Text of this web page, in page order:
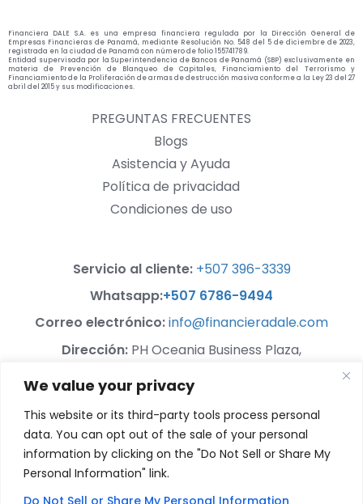
We value your privacy
This website or its third-party tools process personal
data. You can opt out of the sale of your personal
information by clicking on the "Do Not Sell or Share My
Personal Information" link.
Do Not Sell or Share My Personal Information
Financiera DALE S.A. es una empresa financiera regulada por la Dirección General de
Empresas Financieras de Panamá, mediante Resolución No. 548 del 5 de diciembre de 2023,
registrada en la ciudad de Panamá con número de folio 155741789.
Entidad supervisada por la Superintendencia de Bancos de Panamá (SBP) exclusivamente en
materia de Prevención de Blanqueo de Capitales, Financiamiento del Terrorismo y
Financiamiento de la Proliferación de armas de destrucción masiva conforme a la Ley 23 del 27
abril del 2015 y sus modificaciones.
PREGUNTAS FRECUENTES
Blogs
Asistencia y Ayuda
Política de privacidad
Condiciones de uso
Servicio al cliente: +507 396-3339
Whatsapp:+507 6786-9494
Correo electrónico:info@financieradale.com
Dirección: PH Oceania Business Plaza,
Torre 1000, Piso 17, Unidad 17-F,
Republica de Panamá
Copyright © 2023. Dale Ventures Group of Companies. Todos los